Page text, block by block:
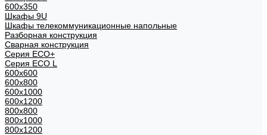
600x350
Шкафы 9U
Шкафы телекоммуникационные напольные
Разборная конструкция
Сварная конструкция
Серия ECO+
Серия ECO L
600x600
600x800
600х1000
600х1200
800x800
800х1000
800х1200